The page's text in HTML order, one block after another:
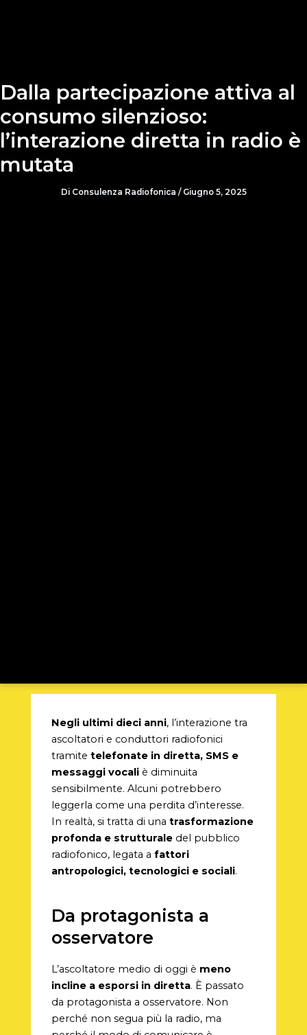
Dalla partecipazione attiva al
consumo silenzioso:
l’interazione diretta in radio è
mutata
Di Consulenza Radiofonica / Giugno 5, 2025
Negli ultimi dieci anni, l’interazione tra
ascoltatori e conduttori radiofonici
tramite telefonate in diretta, SMS e
messaggi vocaliè diminuita
sensibilmente. Alcuni potrebbero
leggerla come una perdita d’interesse.
In realtà, si tratta di una trasformazione
profonda e strutturaledel pubblico
radiofonico, legata a fattori
antropologici, tecnologici e sociali.
Da protagonista a
osservatore
L’ascoltatore medio di oggi è meno
incline a esporsi in diretta. È passato
da protagonista a osservatore. Non
perché non segua più la radio, ma